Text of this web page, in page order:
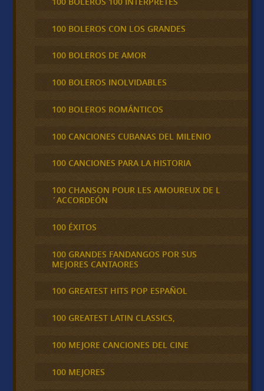
100 BOLEROS CON LOS GRANDES
100 BOLEROS DE AMOR
100 BOLEROS INOLVIDABLES
100 BOLEROS ROMÁNTICOS
100 CANCIONES CUBANAS DEL MILENIO
100 CANCIONES PARA LA HISTORIA
100 CHANSON POUR LES AMOUREUX DE L
´ACCORDEÓN
100 ÉXITOS
100 GRANDES FANDANGOS POR SUS
MEJORES CANTAORES
100 GREATEST HITS POP ESPAÑOL
100 GREATEST LATIN CLASSICS,
100 MEJORE CANCIONES DEL CINE
100 MEJORES